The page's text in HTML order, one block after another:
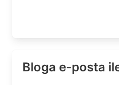
Bloga e-posta